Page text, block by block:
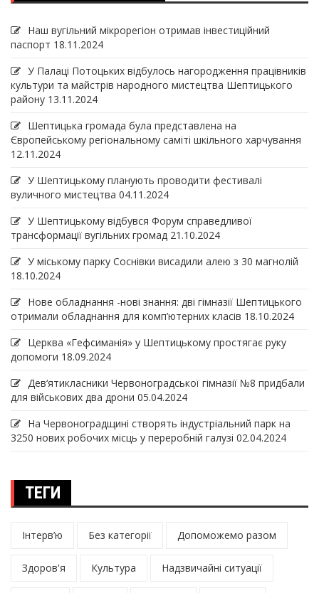
Наш вугільний мікрорегіон отримав інвеcтиційний
паспорт 18.11.2024
У Палаці Потоцьких відбулось нагородження працівників
культури та майстрів народного мистецтва Шептицького
району 13.11.2024
Шептицька громада була представлена на
Європейському регіональному саміті шкільного харчування
12.11.2024
У Шептицькому планують проводити фестивалі
вуличного мистецтва 04.11.2024
У Шептицькому відбувся Форум справедливої
трансформації вугільних громад 21.10.2024
У міському парку Соснівки висадили алею з 30 магнолій
18.10.2024
Нове обладнання -нові знання: дві гімназії Шептицького
отримали обладнання для комп’ютерних класів 18.10.2024
Церква «Гефсиманія» у Шептицькому простягає руку
допомоги 18.09.2024
Дев‘ятикласники Червоноградської гімназії №8 придбали
для військових два дрони 05.04.2024
На Червоноградщині створять індустріальний парк на
3250 нових робочих місць у переробній галузі 02.04.2024
ТЕГИ
Інтерв’ю Без категорії Допоможемо разом
Здоров'я Культура Надзвичайні ситуації